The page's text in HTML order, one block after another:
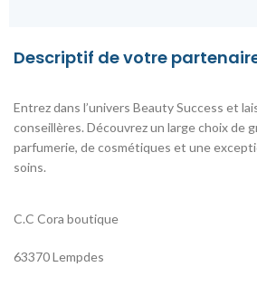
Descriptif de votre
Entrez dans l’univers Beauty Success et
conseillères. Découvrez un large choix de
parfumerie, de cosmétiques et une
soins.
C.C Cora boutique
63370 Lempdes